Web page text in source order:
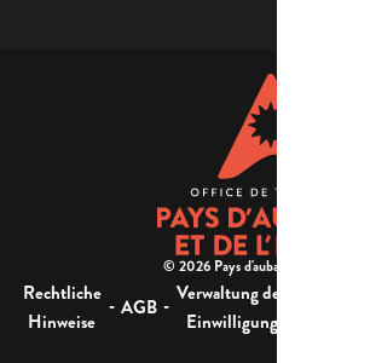
© 2026 Pays d'aubagne et de l'étoile -
Rechtliche
Hinweise
- AGB - Verwaltung der
Einwilligung